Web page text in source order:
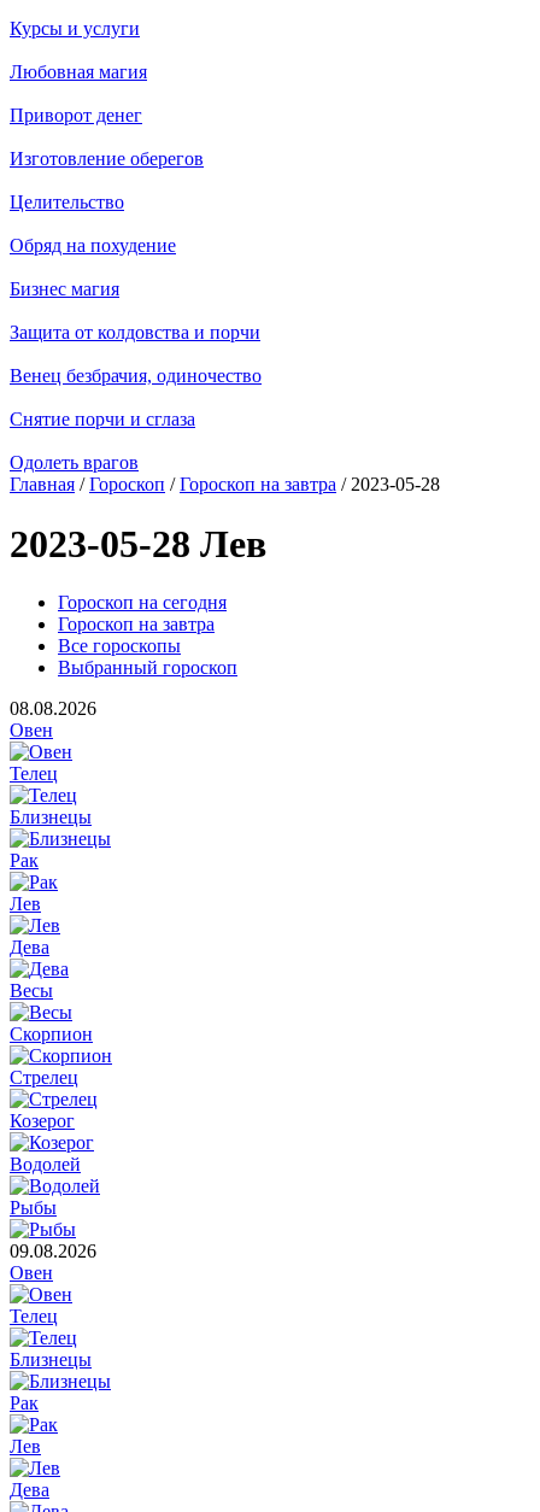
Курсы и услуги
Любовная магия
Приворот денег
Изготовление оберегов
Целительство
Обряд на похудение
Бизнес магия
Защита от колдовства и порчи
Венец безбрачия, одиночество
Снятие порчи и сглаза
Одолеть врагов
Главная /Гороскоп /Гороскоп на завтра / 2023-05-28
2023-05-28 Лев
Гороскоп на сегодня
Гороскоп на завтра
Все гороскопы
Выбранный гороскоп
08.08.2026
Овен
Телец
Близнецы
Рак
Лев
Дева
Весы
Скорпион
Стрелец
Козерог
Водолей
Рыбы
09.08.2026
Овен
Телец
Близнецы
Рак
Лев
Дева